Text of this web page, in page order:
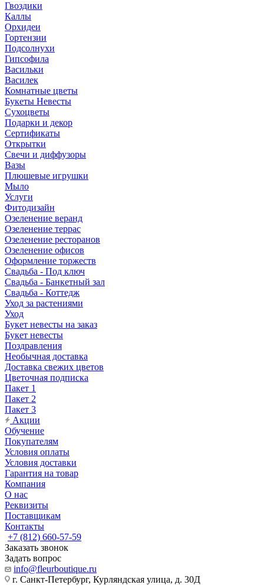
Гвоздики
Каллы
Орхидеи
Гортензии
Подсолнухи
Гипсофила
Васильки
Василек
Комнатные цветы
Букеты Невесты
Сухоцветы
Подарки и декор
Сертификаты
Открытки
Свечи и диффузоры
Вазы
Плюшевые игрушки
Мыло
Услуги
Фитодизайн
Озеленение веранд
Озеленение террас
Озеленение ресторанов
Озеленение офисов
Оформление торжеств
Свадьба - Под ключ
Свадьба - Банкетный зал
Свадьба - Коттедж
Уход за растениями
Уход
Букет невесты на заказ
Букет невесты
Поздравления
Необычная доставка
Доставка свежих цветов
Цветочная подписка
Пакет 1
Пакет 2
Пакет 3
Акции
Обучение
Покупателям
Условия оплаты
Условия доставки
Гарантия на товар
Компания
О нас
Реквизиты
Поставщикам
Контакты
+7 (812) 660-57-59
Заказать звонок
Задать вопрос
info@fleurboutique.ru
г. Санкт-Петербург, Курляндская улица, д. 30Д